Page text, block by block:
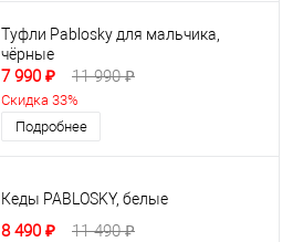
Туфли Pablosky для мальчика,
чёрные
7 990 ₽ 11 990 ₽
Скидка 33%
Подробнее
Кеды PABLOSKY, белые
8 490 ₽ 11 490 ₽